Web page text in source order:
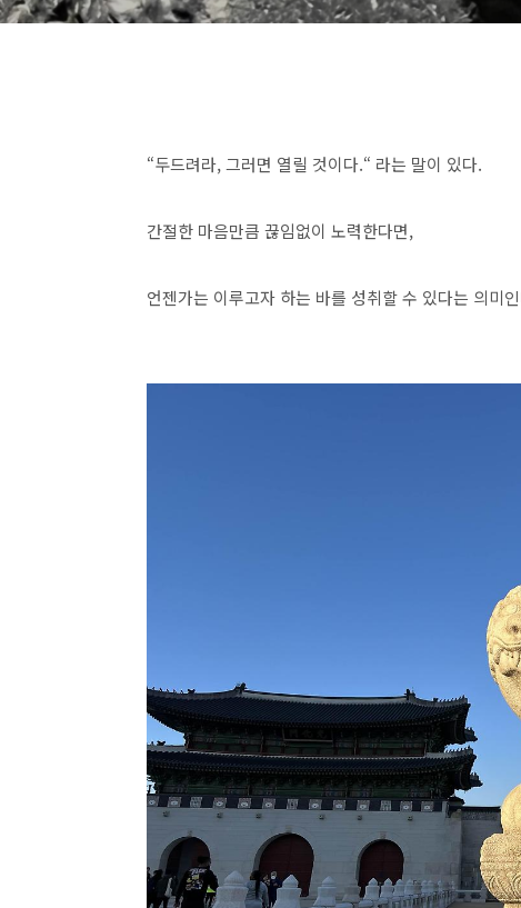
“두드려라, 그러면 열릴 것이다.“ 라는 말이 있다.
간절한 마음만큼 끊임없이 노력한다면,
언젠가는 이루고자 하는 바를 성취할 수 있다는 의미